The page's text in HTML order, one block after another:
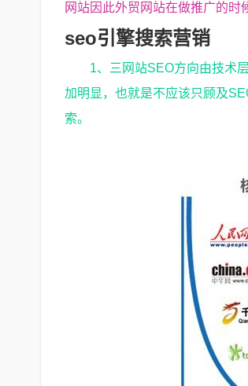
网站因此外贸网站在做推广的时
seo引擎搜索营销
1、三网站SEO方向由技术
加明显，也就是不应该只顾及
索。